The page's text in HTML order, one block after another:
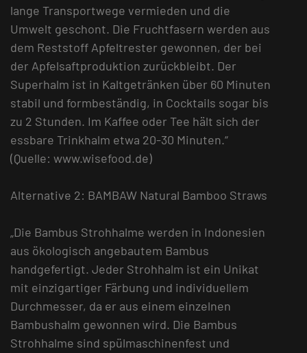
lange Transportwege vermieden und die
Umwelt geschont. Die Fruchtfasern werden aus
dem Reststoff Apfeltrester gewonnen, der bei
der Apfelsaftproduktion zurückbleibt. Der
Superhalm ist in Kaltgetränken über 60 Minuten
stabil und formbeständig, in Cocktails sogar bis
zu 2 Stunden. Im Kaffee oder Tee hält sich der
essbare Trinkhalm etwa 20-30 Minuten.“
(Quelle: www.wisefood.de)
Alternative 2: BAMBAW Natural Bamboo Straws
„Die Bambus Strohhalme werden in Indonesien
aus ökologisch angebautem Bambus
handgefertigt. Jeder Strohhalm ist ein Unikat
mit einzigartiger Färbung und individuellem
Durchmesser, da er aus einem einzelnen
Bambushalm gewonnen wird. Die Bambus
Strohhalme sind spülmaschinenfest und